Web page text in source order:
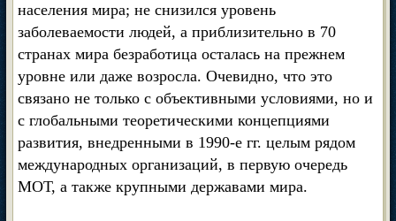
населения мира; не снизился уровень
заболеваемости людей, а приблизительно в 70
странах мира безработица осталась на прежнем
уровне или даже возросла. Очевидно, что это
связано не только с объективными условиями, но и
с глобальными теоретическими концепциями
развития, внедренными в 1990-е гг. целым рядом
международных организаций, в первую очередь
МОТ, а также крупными державами мира.